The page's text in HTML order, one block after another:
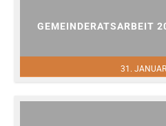
31.
GEMEINDERATSARBEIT